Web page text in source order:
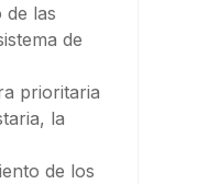
de las
de
prioritaria
la
de los